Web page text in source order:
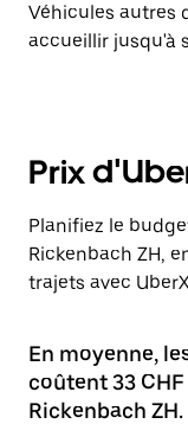
Véhicules autres
accueillir jusqu'à
Prix
Planifiez le
Rickenbach ZH,
trajets avec
En moyenne,
coûtent 33
Rickenbach ZH.